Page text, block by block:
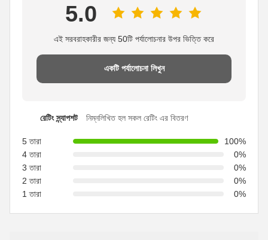
5.0
এই সরবরাহকারীর জন্য 50টি পর্যালোচনার উপর ভিত্তি করে
একটি পর্যালোচনা লিখুন
রেটিং স্ন্যাপশট নিম্নলিখিত হল সকল রেটিং এর বিতরণ
5 তারা
100%
4 তারা
0%
3 তারা
0%
2 তারা
0%
1 তারা
0%